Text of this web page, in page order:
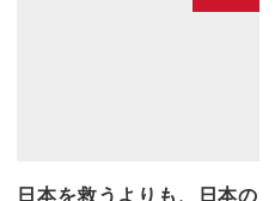
日本を救うよりも、日本の